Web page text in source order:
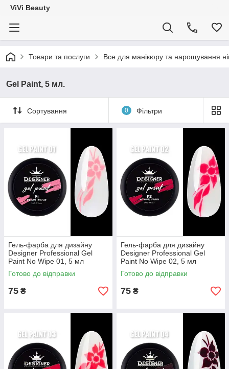
ViVi Beauty
Товари та послуги Все для манікюру та нарощування
Gel Paint, 5 мл.
Сортування 0 Фільтри
Гель-фарба для дизайну
Designer Professional Gel
Paint No Wipe 01, 5 мл
Готово до відправки
75 ₴
Гель-фарба для дизайну
Designer Professional Gel
Paint No Wipe 02, 5 мл
Готово до відправки
75 ₴